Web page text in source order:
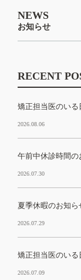
NEWS
お知らせ
RECENT
矯正担当医のいる
2026.08.06
午前中休診時間の
2026.07.30
夏季休暇のお知ら
2026.07.29
矯正担当医のいる
2026.07.09